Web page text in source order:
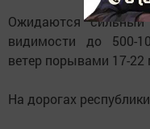
Ожидаются
видимости до 500-
ветер порывами 17-22
На дорогах